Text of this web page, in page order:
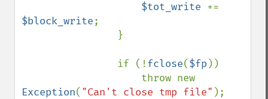
$tot_write
$block_write;
                if (!
fclose($fp ))
Exception( "Can't close tmp file" );